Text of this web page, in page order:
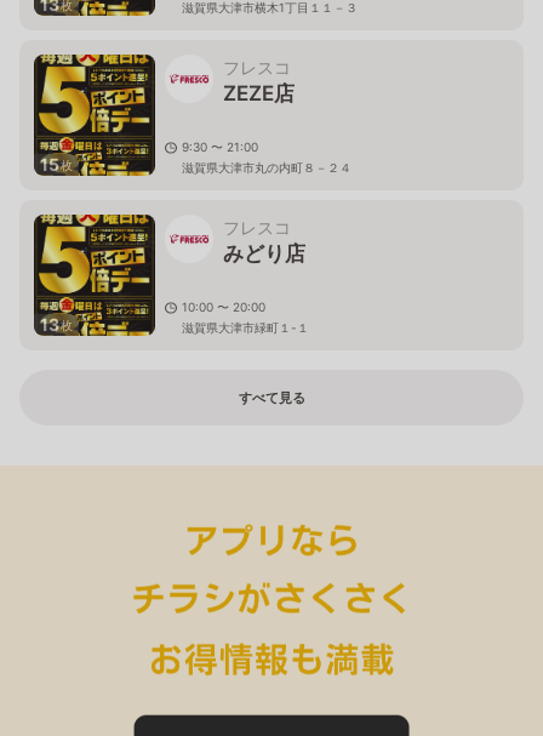
13枚
滋賀県大津市横木1丁目１１－３
15枚
フレスコ
ZEZE店
9:30 〜 21:00
滋賀県大津市丸の内町８－２４
13枚
フレスコ
みどり店
10:00 〜 20:00
滋賀県大津市緑町１-１
すべて見る